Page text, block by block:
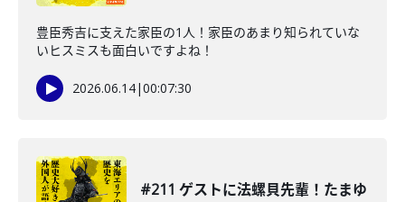
豊臣秀吉に支えた家臣の1人！家臣のあまり知られていな
いヒスミスも面白いですよね！
2026.06.14|00:07:30
#211 ゲストに法螺貝先輩！たまゆ